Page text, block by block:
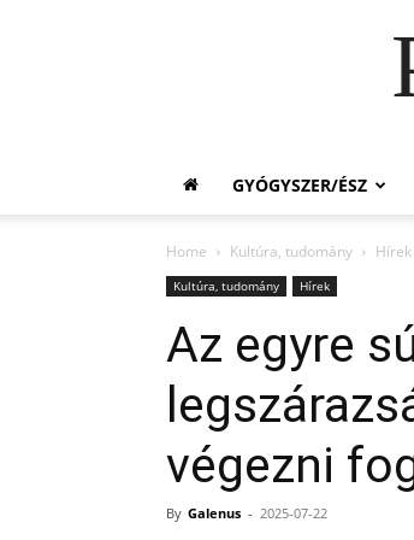
GYÓGYSZER/ÉSZ
Home Kultúra, tudomány Hírek
Kultúra, tudomány Hírek
Az egyre
végezni
By Galenus - 2025-07-22